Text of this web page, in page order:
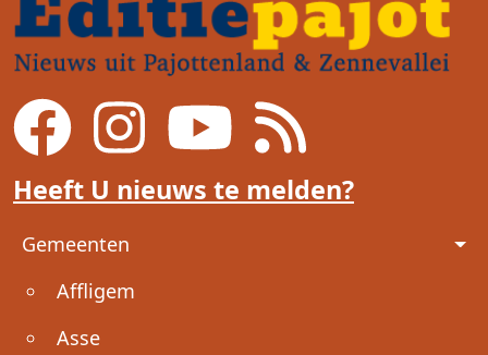
Heeft U nieuws te melden?
Voet
Gemeenten
Affligem
Asse